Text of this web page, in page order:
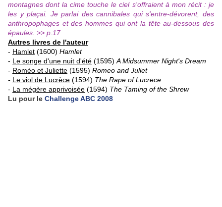
montagnes dont la cime touche le ciel s'offraient à mon récit : je
les y plaçai. Je parlai des cannibales qui s'entre-dévorent, des
anthropophages et des hommes qui ont la tête au-dessous des
épaules. >> p.17
Autres livres de l'auteur
- Hamlet (1600) Hamlet
- Le songe d'une nuit d'été (1595) A Midsummer Night's Dream
- Roméo et Juliette (1595) Romeo and Juliet
- Le viol de Lucrèce (1594) The Rape of Lucrece
- La mégère apprivoisée (1594) The Taming of the Shrew
Lu pour le Challenge ABC 2008